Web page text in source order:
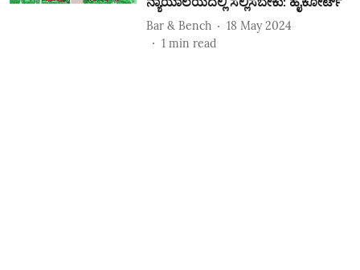
Bar & Bench
18 May 2024
1 min read